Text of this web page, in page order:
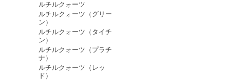
ルチルクォーツ
ルチルクォーツ（グリー
ン）
ルチルクォーツ（タイチ
ン）
ルチルクォーツ（プラチ
ナ）
ルチルクォーツ（レッ
ド）